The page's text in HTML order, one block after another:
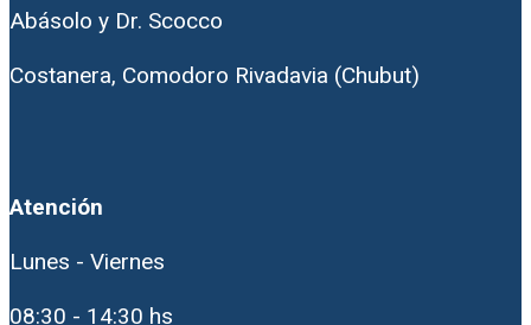
Abásolo y Dr. Scocco
Costanera, Comodoro Rivadavia (Chubut)
Atención
Lunes - Viernes
08:30 - 14:30 hs